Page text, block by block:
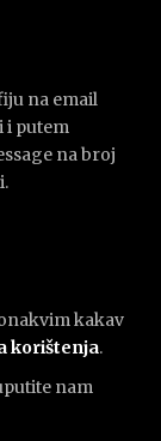
na email
i putem
na broj
kakav
korištenja.
nam